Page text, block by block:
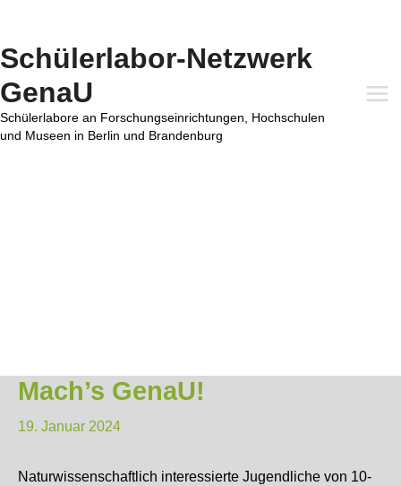
springen
Schülerlabor-Netzwerk
GenaU
Schülerlabore an Forschungseinrichtungen, Hochschulen
und Museen in Berlin und Brandenburg
Mach’s GenaU!
19. Januar 2024
Naturwissenschaftlich interessierte Jugendliche von 10-